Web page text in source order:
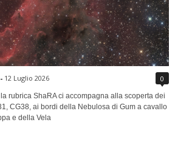
- 12 Luglio 2026 0
rubrica ShaRA ci accompagna alla scoperta dei
CG38, ai bordi della Nebulosa di Gum a cavallo
e della Vela